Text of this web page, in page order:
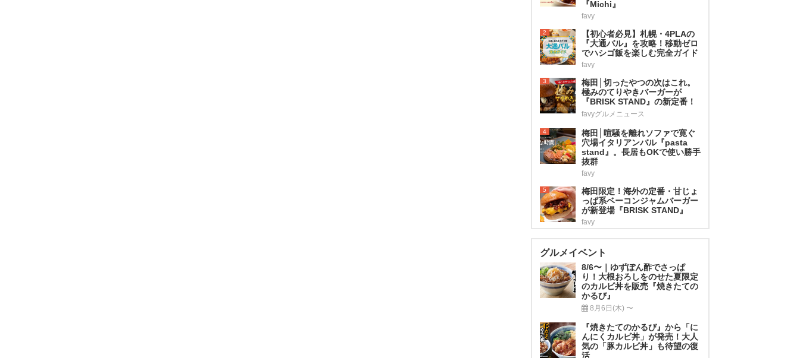
『Michi』
favy
2
【初心者必見】札幌・4PLAの
『大通バル』を攻略！移動ゼロ
でハシゴ飯を楽しむ完全ガイド
favy
3
梅田│切ったやつの次はこれ。
極みのてりやきバーガーが
『BRISK STAND』の新定番！
favyグルメニュース
4
梅田│喧騒を離れソファで寛ぐ
穴場イタリアンバル『pasta
stand』。長居もOKで使い勝手
抜群
favy
5
梅田限定！海外の定番・甘じょ
っぱ系ベーコンジャムバーガー
が新登場『BRISK STAND』
favy
グルメイベント
8/6〜｜ゆずぽん酢でさっぱ
り！大根おろしをのせた夏限定
のカルビ丼を販売『焼きたての
かるび』
8月6日(木) 〜
『焼きたてのかるび』から「に
んにくカルビ丼」が発売！大人
気の「豚カルビ丼」も待望の復
活